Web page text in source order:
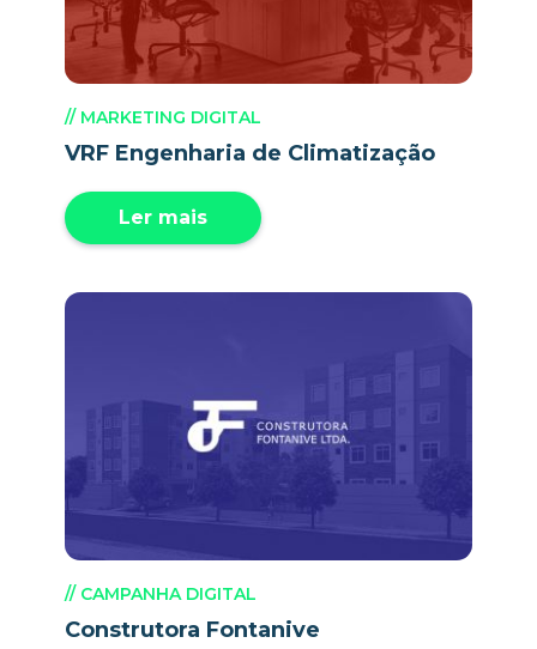
// MARKETING DIGITAL
VRF Engenharia de Climatização
Ler mais
// CAMPANHA DIGITAL
Construtora Fontanive